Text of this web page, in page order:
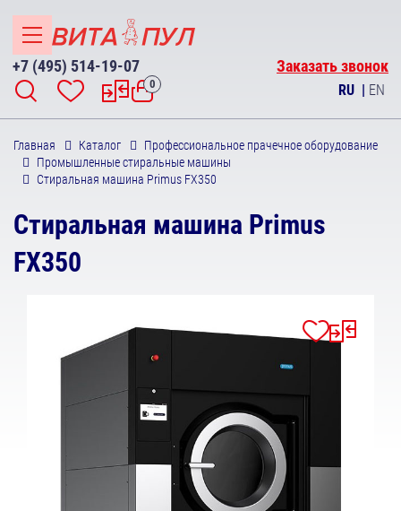
+7 (495) 514-19-07 Заказать звонок
0 RU | EN
Главная Каталог
Профессиональное прачечное оборудование
Промышленные стиральные машины
Стиральная машина Primus FX350
Стиральная машина Primus
FX350